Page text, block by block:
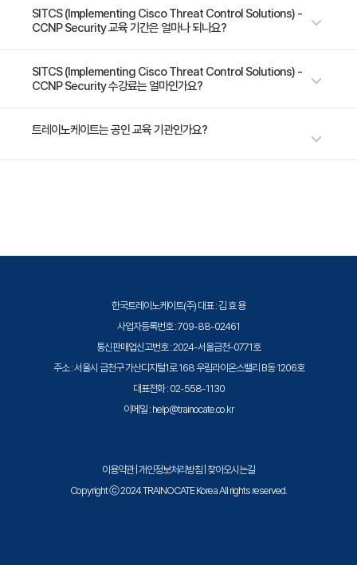
Module4 -시스코 이메일 어플라이언스 보안
시스코 이메일 솔루션 묘사 및 보안
시스코 이메일 보안 어플라이언스 수신 및 발신 메일 정
IPS 위혐 제어 설명
시스코 IPS 시그니처 구성 및 사용자 정의
시스코 IPS 평판 기반 기능 구성
및 웹 기반 보안에 관한 설정을 통해 외부의 위험요소나 공격으로 부터 피해
를 최소화 할 수 있는 방법을 학습할 수 있습니다. 아울러 본 과정은 CCNP
- 네트워크 책임자, 관리자, 운영자 - 보안 기술자, 관리자, 엔지니어
SITCS (Implementing Cisco Threat Control Solutions) -
CCNP Security 교육 기간은 얼마나 되나요?
5일 과정입니다. 상세 일정은 교육 페이지에서 확인하실 수 있습니다.
SITCS (Implementing Cisco Threat Control Solutions) -
CCNP Security 수강료는 얼마인가요?
수강료는 2,300,000원(VAT 별도)입니다. 고용보험 환급 및 기업 할인 혜택
트레이노케이트는 공인 교육 기관인가요?
한국트레이노케이트(주) 대표 : 김 효 용
사업자등록번호 : 709-88-02461
통신판매업신고번호 : 2024-서울금천-0771호
주소 : 서울시 금천구 가산디지털1로 168 우림라이온스밸리 B동 1206호
대표전화 : 02-558-1130
이메일 : help@trainocate.co.kr
이용약관| 개인정보처리방침 찾아오시는길
Copyright ⓒ 2024 TRAINOCATE Korea All rights reserved.